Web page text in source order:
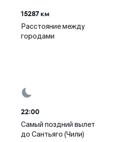
15287 км
Расстояние между
городами
22:00
Самый поздний вылет
до Сантьяго (Чили)